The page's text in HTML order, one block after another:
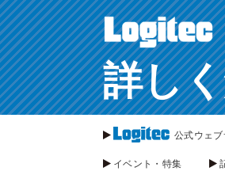
詳し
公式ウェブ
イベント・特集